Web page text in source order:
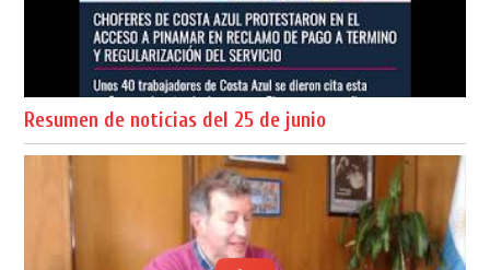
Resumen de noticias del 25 de junio